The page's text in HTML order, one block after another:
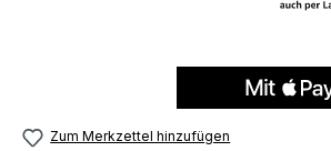
Zum Merkzettel hinzufügen